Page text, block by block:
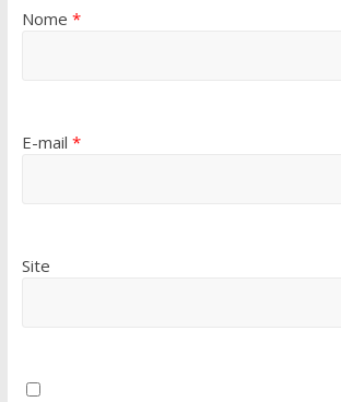
Nome *
E-mail *
Site